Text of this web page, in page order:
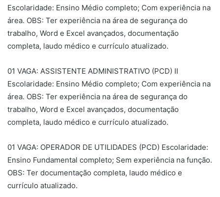
Escolaridade: Ensino Médio completo; Com experiência na
área. OBS: Ter experiência na área de segurança do
trabalho, Word e Excel avançados, documentação
completa, laudo médico e currículo atualizado.
01 VAGA: ASSISTENTE ADMINISTRATIVO (PCD) II
Escolaridade: Ensino Médio completo; Com experiência na
área. OBS: Ter experiência na área de segurança do
trabalho, Word e Excel avançados, documentação
completa, laudo médico e currículo atualizado.
01 VAGA: OPERADOR DE UTILIDADES (PCD) Escolaridade:
Ensino Fundamental completo; Sem experiência na função.
OBS: Ter documentação completa, laudo médico e
currículo atualizado.